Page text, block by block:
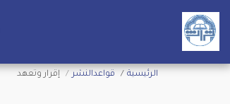
الرئيسية قواعدالنشر إقرار وتعهد